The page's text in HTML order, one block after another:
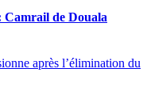
Camrail de Douala